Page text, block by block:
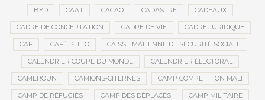
BYD CAAT CACAO CADASTRE CADEAUX
CADRE DE CONCERTATION CADRE DE VIE CADRE JURIDIQUE
CAF CAFÉ PHILO CAISSE MALIENNE DE SÉCURITÉ SOCIALE
CALENDRIER COUPE DU MONDE CALENDRIER ÉLECTORAL
CAMEROUN CAMIONS-CITERNES CAMP COMPÉTITION MALI
CAMP DE RÉFUGIÉS CAMP DES DÉPLACÉS CAMP MILITAIRE